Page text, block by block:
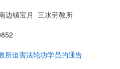
边镇宝月 三水劳教所
所迫害法轮功学员的通告